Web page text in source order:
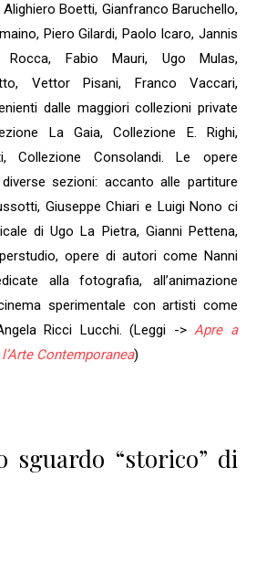
Boetti, Gianfranco Baruchello,
Piero Gilardi, Paolo Icaro, Jannis
Rocca, Fabio Mauri, Ugo Mulas,
Vettor Pisani, Franco Vaccari,
dalle maggiori collezioni private
La Gaia, Collezione E. Righi,
Collezione Consolandi. Le opere
sezioni: accanto alle partiture
Giuseppe Chiari e Luigi Nono ci
di Ugo La Pietra, Gianni Pettena,
opere di autori come Nanni
alla fotografia, all’animazione
sperimentale con artisti come
Ricci Lucchi. (Leggi ->Apre a
Contemporanea)
“storico” di